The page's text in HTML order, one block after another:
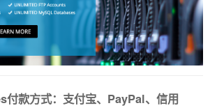
款方式：支付宝、PayPal、信用